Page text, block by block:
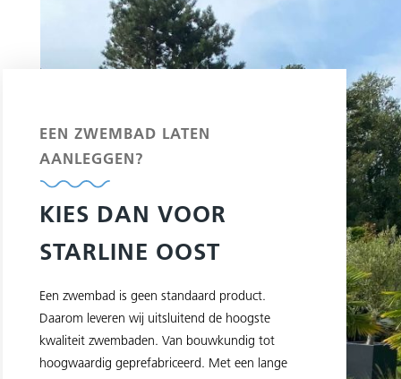
EEN ZWEMBAD LATEN
AANLEGGEN?
KIES DAN VOOR
STARLINE OOST
Een zwembad is geen standaard product.
Daarom leveren wij uitsluitend de hoogste
kwaliteit zwembaden. Van bouwkundig tot
hoogwaardig geprefabriceerd. Met een lange